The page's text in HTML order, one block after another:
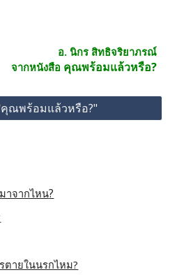
อ. นิกร สิทธิจริยาภรณ์
จากหนังสือ คุณพร้อมแล้วหรือ?
ณพร้อมแล้วหรือ?"
าจากไหน?
ายในนรกไหม?